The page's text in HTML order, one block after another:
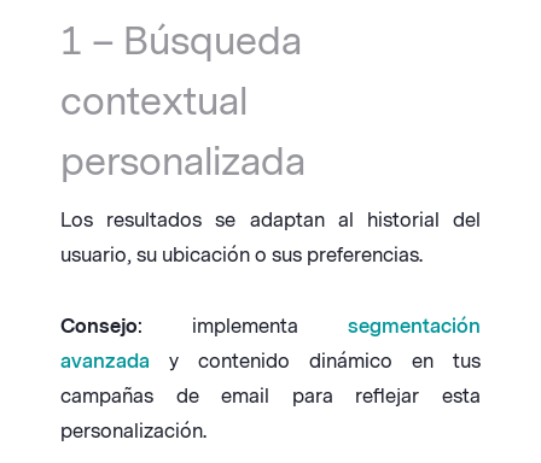
1 – Búsqueda
contextual
personalizada
Los resultados se adaptan al historial del
usuario, su ubicación o sus preferencias.
Consejo: implementa segmentación
avanzada y contenido dinámico en tus
campañas de email para reflejar esta
personalización.